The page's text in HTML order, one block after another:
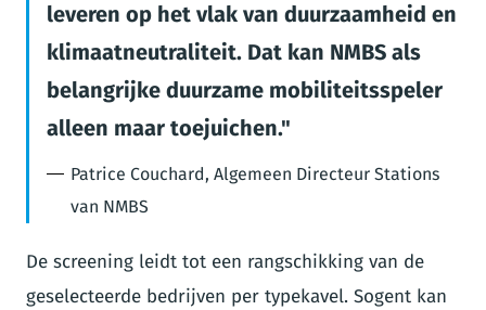
leveren op het vlak van duurzaamheid en
klimaatneutraliteit. Dat kan NMBS als
belangrijke duurzame mobiliteitsspeler
alleen maar toejuichen.
Patrice Couchard, Algemeen Directeur Stations
van NMBS
De screening leidt tot een rangschikking van de
geselecteerde bedrijven per typekavel. Sogent kan